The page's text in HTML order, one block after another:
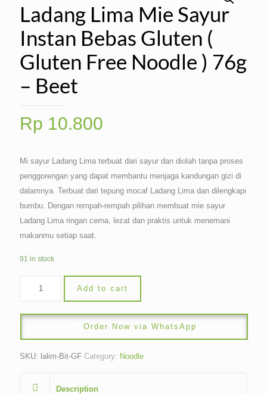
Ladang Lima Mie Sayur
Instan Bebas Gluten (
Gluten Free Noodle ) 76g
– Beet
Rp 10.800
Mi sayur Ladang Lima terbuat dari sayur dan diolah tanpa proses
penggorengan yang dapat membantu menjaga kandungan gizi di
dalamnya. Terbuat dari tepung mocaf Ladang Lima dan dilengkapi
bumbu. Dengan rempah-rempah pilihan membuat mie sayur
Ladang Lima ringan cerna, lezat dan praktis untuk menemani
makanmu setiap saat.
91 in stock
Add to cart
Order Now via WhatsApp
SKU: lalim-Bit-GF Category: Noodle
Description